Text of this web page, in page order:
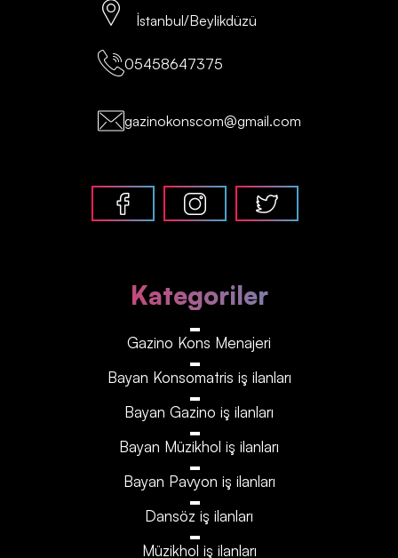
İstanbul/Beylikdüzü
05458647375
gazinokonscom@gmail.com
Kategoriler
Gazino Kons Menajeri
Bayan Konsomatris iş ilanları
Bayan Gazino iş ilanları
Bayan Müzikhol iş ilanları
Bayan Pavyon iş ilanları
Dansöz iş ilanları
Müzikhol iş ilanları